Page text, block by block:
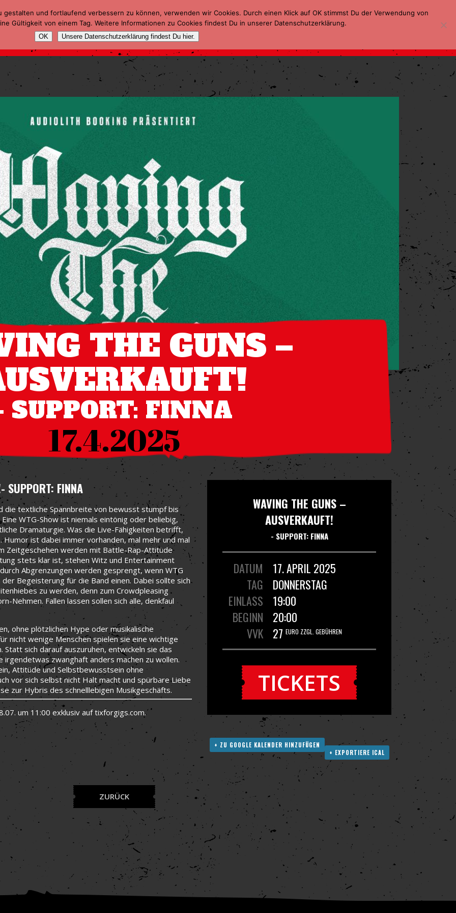
THE GUNS –
SUPPORT: FINNA
17.4.2025
- SUPPORT: FINNA
textliche Spannbreite von bewusst stumpf bis
WTG-Show ist niemals eintönig oder beliebig,
Dramaturgie. Was die Live-Fähigkeiten betrifft,
ist dabei immer vorhanden, mal mehr und mal
Zeitgeschehen werden mit Battle-Rap-Attitüde
stets klar ist, stehen Witz und Entertainment
Abgrenzungen werden gesprengt, wenn WTG
Begeisterung für die Band einen. Dabei sollte sich
zu werden, denn zum Crowdpleasing
Nehmen. Fallen lassen sollen sich alle, denkfaul
ohne plötzlichen Hype oder musikalische
nicht wenige Menschen spielen sie eine wichtige
Statt sich darauf auszuruhen, entwickeln sie das
zwanghaft anders machen zu wollen.
Attitüde und Selbstbewusstsein ohne
vor sich selbst nicht Halt macht und spürbare Liebe
zur Hybris des schnelllebigen Musikgeschäfts.
um 11:00 exklusiv auf tixforgigs.com.
WAVING THE GUNS –
AUSVERKAUFT!
- SUPPORT: FINNA
DATUM
17. APRIL 2025
TAG
DONNERSTAG
EINLASS
19:00
BEGINN
20:00
VVK
27 EURO ZZGL. GEBÜHREN
TICKETS
+ ZU GOOGLE KALENDER HINZUFÜGEN
+ EXPORTIERE ICAL
ZURÜCK
und fortlaufend verbessern zu können, verwenden wir Cookies. Durch einen Klick auf OK stimmst Du der Verwendung von
Gültigkeit von einem Tag. Weitere Informationen zu Cookies findest Du in unserer Datenschutzerklärung.
OK Unsere Datenschutzerklärung findest Du hier.